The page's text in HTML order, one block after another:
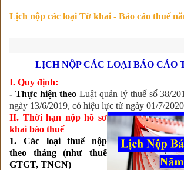
Lịch nộp các loại Tờ khai - Báo cáo thuế
LỊCH NỘP CÁC LOẠI BÁO CÁO
I. Quy định:
- Thực hiện theoLuật quản lý thuế số 38/
ngày 13/6/2019, có hiệu lực từ ngày 01/7/
II. Thời hạn nộp hồ sơ
khai báo thuế
1. Các loại thuế nộp
theo tháng (như thuế
GTGT, TNCN)